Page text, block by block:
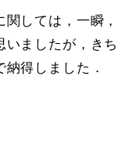
しては，一瞬，
いましたが，きち
得しました．